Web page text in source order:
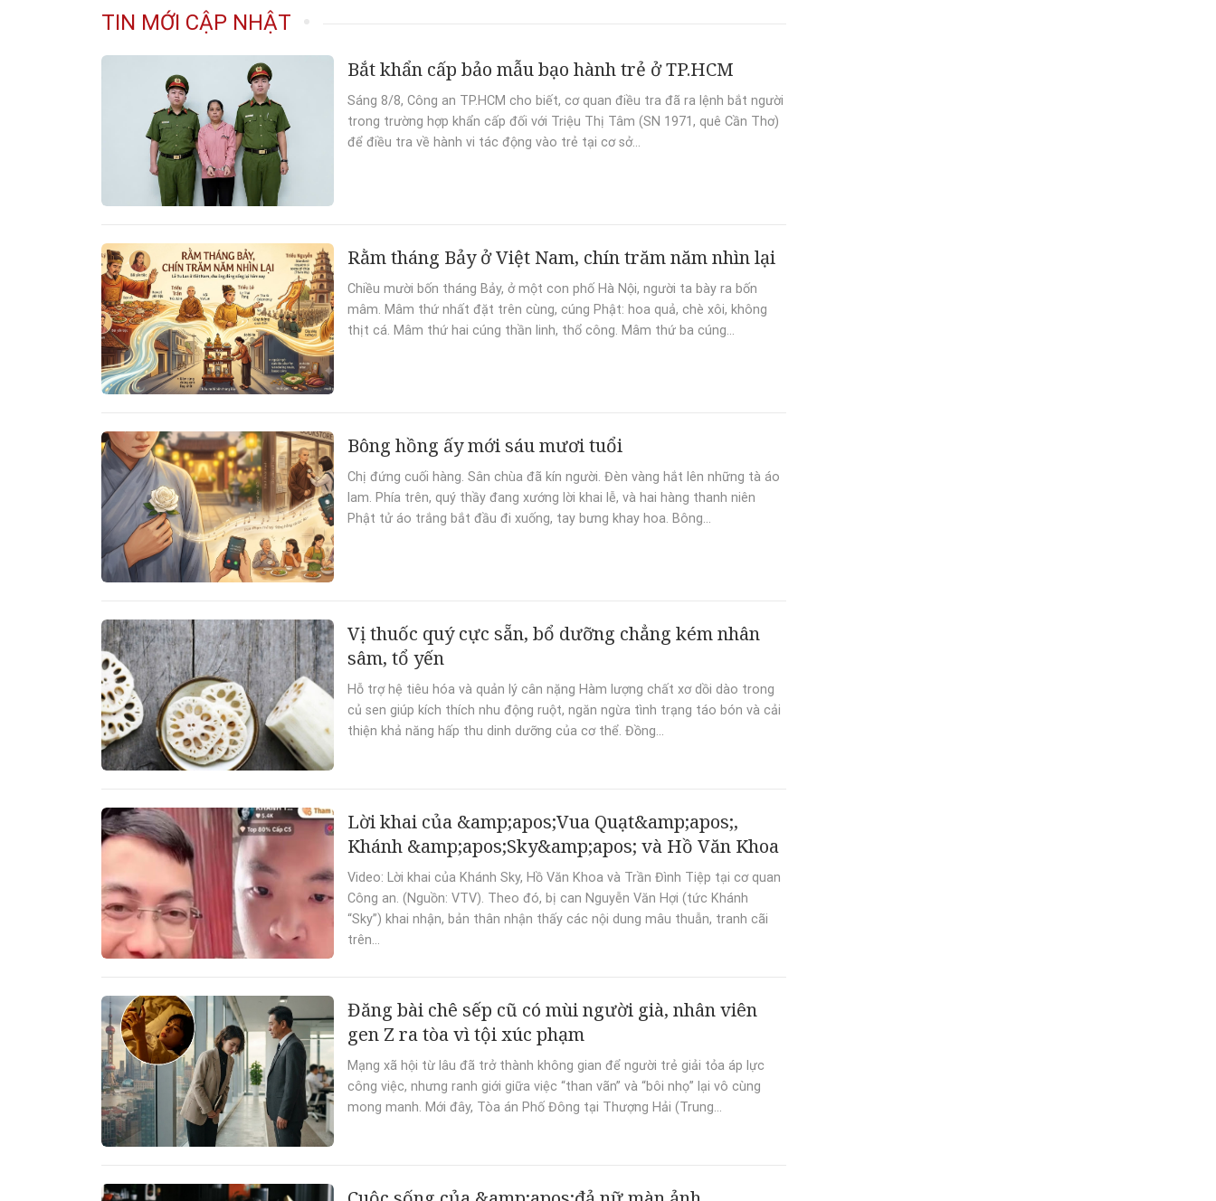
TIN MỚI CẬP NHẬT
Bắt khẩn cấp bảo mẫu bạo hành trẻ ở TP.HCM
Sáng 8/8, Công an TP.HCM cho biết, cơ quan điều tra đã ra lệnh bắt người
trong trường hợp khẩn cấp đối với Triệu Thị Tâm (SN 1971, quê Cần Thơ)
để điều tra về hành vi tác động vào trẻ tại cơ sở...
Rằm tháng Bảy ở Việt Nam, chín trăm năm nhìn lại
Chiều mười bốn tháng Bảy, ở một con phố Hà Nội, người ta bày ra bốn
mâm. Mâm thứ nhất đặt trên cùng, cúng Phật: hoa quả, chè xôi, không
thịt cá. Mâm thứ hai cúng thần linh, thổ công. Mâm thứ ba cúng...
Bông hồng ấy mới sáu mươi tuổi
Chị đứng cuối hàng. Sân chùa đã kín người. Đèn vàng hắt lên những tà áo
lam. Phía trên, quý thầy đang xướng lời khai lễ, và hai hàng thanh niên
Phật tử áo trắng bắt đầu đi xuống, tay bưng khay hoa. Bông...
Vị thuốc quý cực sẵn, bổ dưỡng chẳng kém nhân
sâm, tổ yến
Hỗ trợ hệ tiêu hóa và quản lý cân nặng Hàm lượng chất xơ dồi dào trong
củ sen giúp kích thích nhu động ruột, ngăn ngừa tình trạng táo bón và cải
thiện khả năng hấp thu dinh dưỡng của cơ thể. Đồng...
Lời khai của &amp;apos;Vua Quạt&amp;apos;,
Khánh &amp;apos;Sky&amp;apos; và Hồ Văn Khoa
Video: Lời khai của Khánh Sky, Hồ Văn Khoa và Trần Đình Tiệp tại cơ quan
Công an. (Nguồn: VTV). Theo đó, bị can Nguyễn Văn Hợi (tức Khánh
“Sky”) khai nhận, bản thân nhận thấy các nội dung mâu thuẫn, tranh cãi
trên...
Đăng bài chê sếp cũ có mùi người già, nhân viên
gen Z ra tòa vì tội xúc phạm
Mạng xã hội từ lâu đã trở thành không gian để người trẻ giải tỏa áp lực
công việc, nhưng ranh giới giữa việc “than vãn” và “bôi nhọ” lại vô cùng
mong manh. Mới đây, Tòa án Phố Đông tại Thượng Hải (Trung...